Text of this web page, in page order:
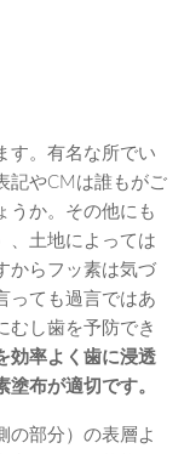
す。有名な所でい
記やCMは誰もがご
うか。その他にも
、土地によっては
からフッ素は気づ
っても過言ではあ
むし歯を予防でき
効率よく歯に浸透
布が適切です。
の部分）の表層よ